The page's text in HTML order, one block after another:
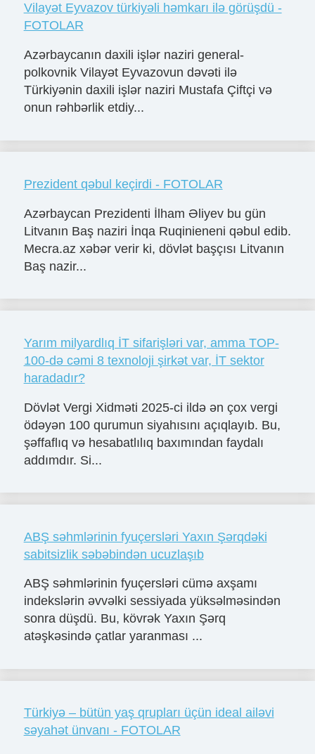
Vilayət Eyvazov türkiyəli həmkarı ilə görüşdü -
FOTOLAR
Azərbaycanın daxili işlər naziri general-
polkovnik Vilayət Eyvazovun dəvəti ilə
Türkiyənin daxili işlər naziri Mustafa Çiftçi və
onun rəhbərlik etdiy...
Prezident qəbul keçirdi - FOTOLAR
Azərbaycan Prezidenti İlham Əliyev bu gün
Litvanın Baş naziri İnqa Ruqinieneni qəbul edib.
Mecra.az xəbər verir ki, dövlət başçısı Litvanın
Baş nazir...
Yarım milyardlıq İT sifarişləri var, amma TOP-
100-də cəmi 8 texnoloji şirkət var, İT sektor
haradadır?
Dövlət Vergi Xidməti 2025-ci ildə ən çox vergi
ödəyən 100 qurumun siyahısını açıqlayıb. Bu,
şəffaflıq və hesabatlılıq baxımından faydalı
addımdır. Si...
ABŞ səhmlərinin fyuçersləri Yaxın Şərqdəki
sabitsizlik səbəbindən ucuzlaşıb
ABŞ səhmlərinin fyuçersləri cümə axşamı
indekslərin əvvəlki sessiyada yüksəlməsindən
sonra düşdü. Bu, kövrək Yaxın Şərq
atəşkəsində çatlar yaranması ...
Türkiyə – bütün yaş qrupları üçün ideal ailəvi
səyahət ünvanı - FOTOLAR